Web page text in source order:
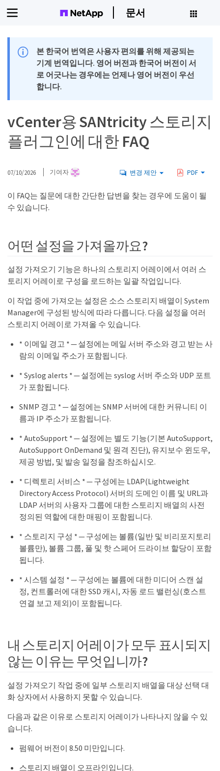
문서
본 한국어 번역은 사용자 편의를 위해 제공되는
기계 번역입니다. 영어 버전과 한국어 버전이 서
로 어긋나는 경우에는 언제나 영어 버전이 우선
합니다.
vCenter용 SANtricity 스토리지
플러그인에 대한 FAQ
07/10/2026 기여자 변경 제안 PDF
이 FAQ는 질문에 대한 간단한 답변을 찾는 경우에 도움이 될
수 있습니다.
어떤 설정을 가져올까요?
설정 가져오기 기능은 하나의 스토리지 어레이에서 여러 스
토리지 어레이로 구성을 로드하는 일괄 작업입니다.
이 작업 중에 가져오는 설정은 소스 스토리지 배열이 System
Manager에 구성된 방식에 따라 다릅니다. 다음 설정을 여러
스토리지 어레이로 가져올 수 있습니다.
* 이메일 경고 * — 설정에는 메일 서버 주소와 경고 받는 사
람의 이메일 주소가 포함됩니다.
* Syslog alerts * — 설정에는 syslog 서버 주소와 UDP 포트
가 포함됩니다.
SNMP 경고 * — 설정에는 SNMP 서버에 대한 커뮤니티 이
름과 IP 주소가 포함됩니다.
* AutoSupport * — 설정에는 별도 기능(기본 AutoSupport,
AutoSupport OnDemand 및 원격 진단), 유지보수 윈도우,
제공 방법, 및 발송 일정을 참조하십시오.
* 디렉토리 서비스 * — 구성에는 LDAP(Lightweight
Directory Access Protocol) 서버의 도메인 이름 및 URL과
LDAP 서버의 사용자 그룹에 대한 스토리지 배열의 사전
정의된 역할에 대한 매핑이 포함됩니다.
* 스토리지 구성 * — 구성에는 볼륨(일반 및 비리포지토리
볼륨만), 볼륨 그룹, 풀 및 핫 스페어 드라이브 할당이 포함
됩니다.
* 시스템 설정 * — 구성에는 볼륨에 대한 미디어 스캔 설
정, 컨트롤러에 대한 SSD 캐시, 자동 로드 밸런싱(호스트
연결 보고 제외)이 포함됩니다.
내 스토리지 어레이가 모두 표시되지
않는 이유는 무엇입니까?
설정 가져오기 작업 중에 일부 스토리지 배열을 대상 선택 대
화 상자에서 사용하지 못할 수 있습니다.
다음과 같은 이유로 스토리지 어레이가 나타나지 않을 수 있
습니다.
펌웨어 버전이 8.50 미만입니다.
스토리지 배열이 오프라인입니다.